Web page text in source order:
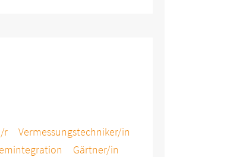
r
Vermessungstechniker/in
Gärtner/in